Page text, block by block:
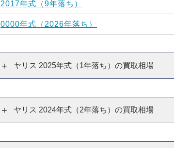
2017年式（9年落ち）
0000年式（2026年落ち）
ヤリス 2025年式（1年落ち）の買取相場
ヤリス 2024年式（2年落ち）の買取相場